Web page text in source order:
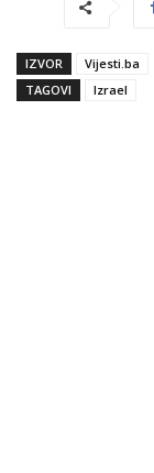
IZVOR
Vijesti.ba
TAGOVI
Izrael